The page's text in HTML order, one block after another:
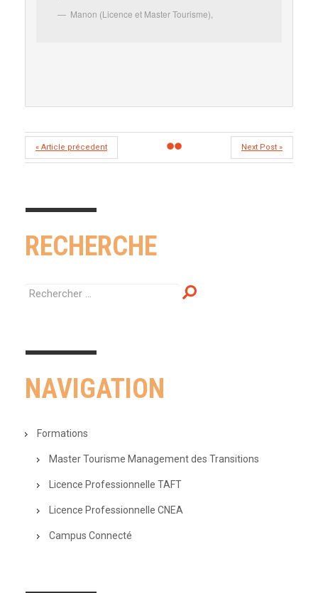
Manon (Licence et Master Tourisme)
« Article précedent Next Post »
RECHERCHE
NAVIGATION
Formations
Master Tourisme Management des Transitions
Licence Professionnelle TAFT
Licence Professionnelle CNEA
Campus Connecté